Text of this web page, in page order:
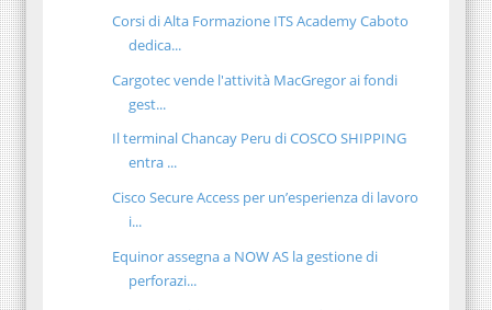
Corsi di Alta Formazione ITS Academy Caboto
dedica...
Cargotec vende l'attività MacGregor ai fondi
gest...
Il terminal Chancay Peru di COSCO SHIPPING
entra ...
Cisco Secure Access per un’esperienza di lavoro
i...
Equinor assegna a NOW AS la gestione di
perforazi...